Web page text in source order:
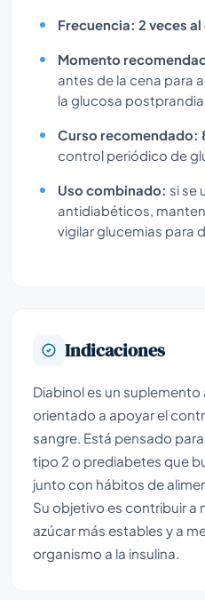
Frecuencia: 2 veces al
Momento
antes de la cena para
la glucosa
Curso recomendado:
control periódico de
Uso combinado: si se
antidiabéticos,
vigilar glucemias para
Indicaciones
Diabinol es un
orientado a apoyar el
sangre. Está pensado
tipo 2 o prediabetes que
junto con hábitos de
Su objetivo es contribuir a
azúcar más estables y a
organismo a la insulina.